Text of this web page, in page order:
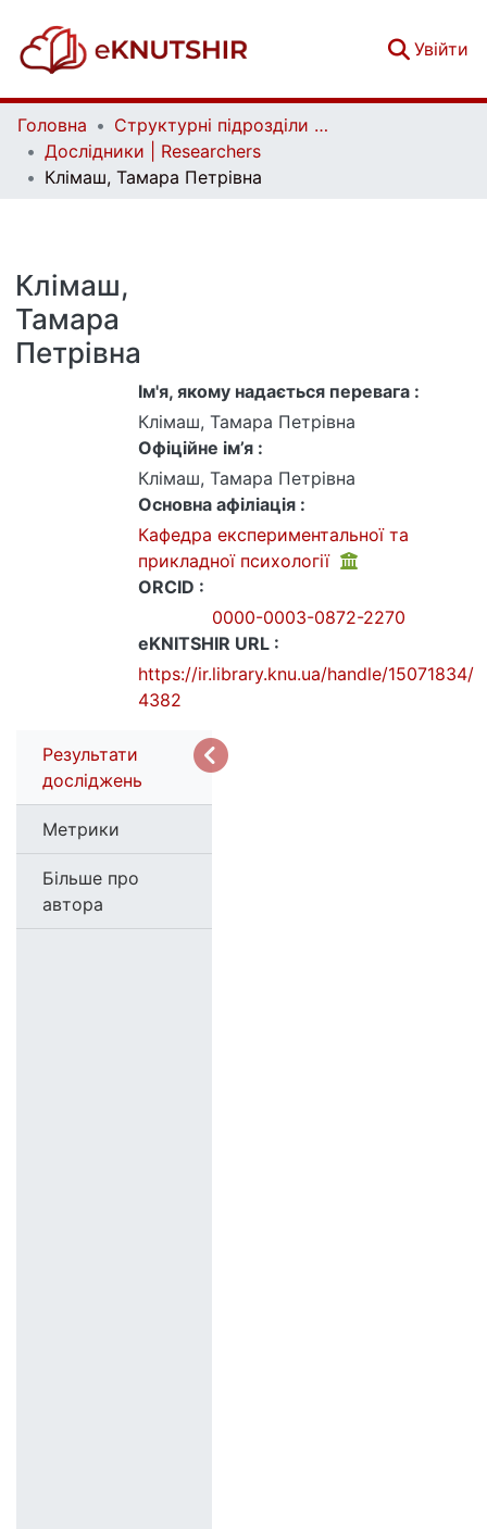
Увійти
Головна
Структурні підрозділи Київського національного університету імені Тараса Шевченка та Організації | Faculties, Institutes and Departments of Taras Shevchenko National University of Kyiv and Organizations
Дослідники | Researchers
Клімаш, Тамара Петрівна
Клімаш,
Тамара
Петрівна
Ім'я, якому надається перевага :
Клімаш, Тамара Петрівна
Офіційне ім’я :
Клімаш, Тамара Петрівна
Основна афіліація :
Кафедра експериментальної та
прикладної психології
ORCID :
0000-0003-0872-2270
eKNITSHIR URL :
https://ir.library.knu.ua/handle/15071834/
4382
Результати
досліджень
Метрики
Більше про
автора